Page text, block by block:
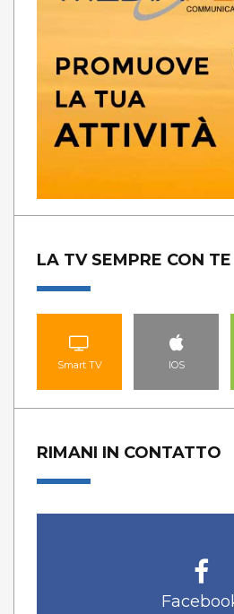
LA TV SEMPRE CON TE
Smart TV IOS
RIMANI IN CONTATTO